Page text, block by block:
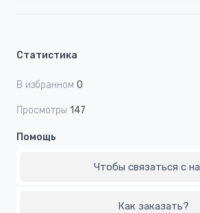
Статистика
В избранном 0
Просмотры 147
Помощь
Чтобы связаться с
Как заказать?